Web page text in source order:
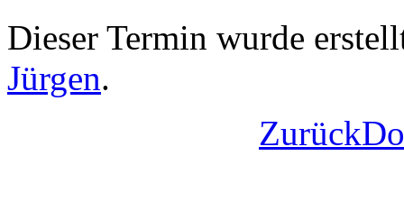
Dieser Termin wurde
Jürgen.
Zurück